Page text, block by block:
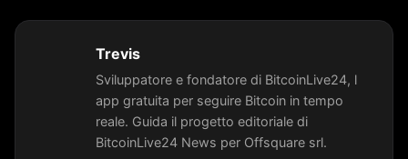
Trevis
Sviluppatore e fondatore di BitcoinLive24, l
app gratuita per seguire Bitcoin in tempo
reale. Guida il progetto editoriale di
BitcoinLive24 News per Offsquare srl.